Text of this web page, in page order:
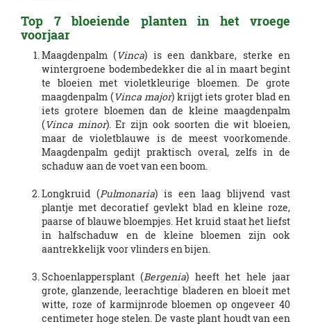
Top 7 bloeiende planten in het vroege
voorjaar
Maagdenpalm (Vinca) is een dankbare, sterke en
wintergroene bodembedekker die al in maart begint
te bloeien met violetkleurige bloemen. De grote
maagdenpalm (Vinca major) krijgt iets groter blad en
iets grotere bloemen dan de kleine maagdenpalm
(Vinca minor). Er zijn ook soorten die wit bloeien,
maar de violetblauwe is de meest voorkomende.
Maagdenpalm gedijt praktisch overal, zelfs in de
schaduw aan de voet van een boom.
Longkruid (Pulmonaria) is een laag blijvend vast
plantje met decoratief gevlekt blad en kleine roze,
paarse of blauwe bloempjes. Het kruid staat het liefst
in halfschaduw en de kleine bloemen zijn ook
aantrekkelijk voor vlinders en bijen.
Schoenlappersplant (Bergenia) heeft het hele jaar
grote, glanzende, leerachtige bladeren en bloeit met
witte, roze of karmijnrode bloemen op ongeveer 40
centimeter hoge stelen. De vaste plant houdt van een